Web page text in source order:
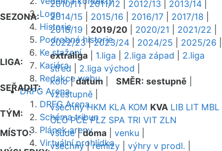
Logo
Historie
Podrobná historie
Ke stažení
Kariéra
Redakce webu
DRFG Arena
DRFG Arena
Schéma tribun
Plánek areny
Virtuální prohlídka
SEZONA:
2010/11|2011/12 2012/13 2013/14
2014/15
2015/16 2016/17 2017/18
2018/19
2019/20 2020/21 2021/22
2022/23|2023/24 2024/25 2025/26
LIGA:
extraliga 1.liga 2.liga západ
2.liga
střed
2.liga východ
SEŘADIT:
kolo|datum SMĚR: sestupně
vzestupně
TÝM:
všechny HKM KLA KOM KVA LIB LIT MBL
OLO PCE PLZ SPA TRI VIT ZLN
MÍSTO:
všude|doma venku
všechny|remízy výhry v prodl.